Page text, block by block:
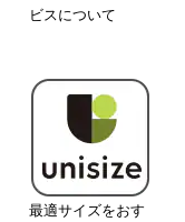
ビスについて
最適サイズをおす